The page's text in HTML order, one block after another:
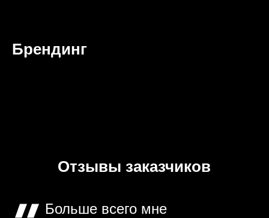
Брендинг
Отзывы заказчиков
Больше всего мне